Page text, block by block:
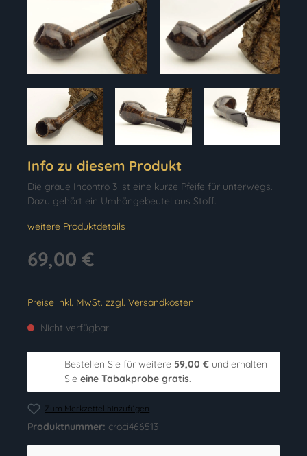
Info zu diesem Produkt
Die graue Incontro 3 ist eine kurze Pfeife für unterwegs.
Dazu gehört ein Umhängebeutel aus Stoff.
weitere Produktdetails
69,00 €
Preise inkl. MwSt. zzgl. Versandkosten
Nicht verfügbar
Bestellen Sie für weitere 59,00 € und erhalten
Sie eine Tabakprobe gratis.
Zum Merkzettel hinzufügen
Produktnummer: croci466513